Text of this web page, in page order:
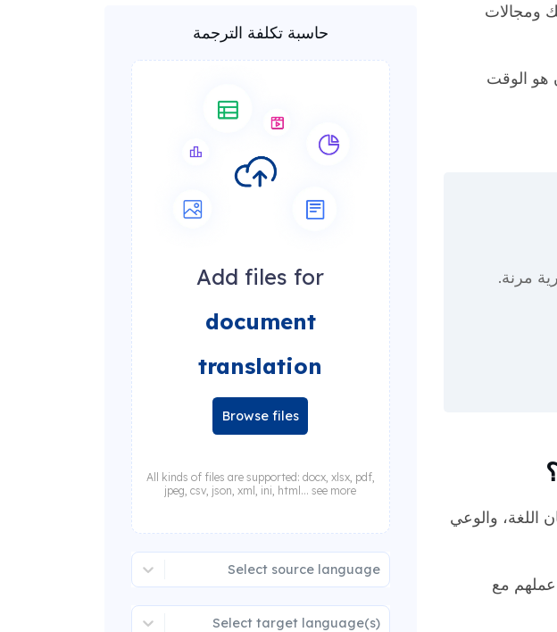
ومجالات
هو الوقت
اللغة، والوعي
عملهم مع
حاسبة تكلفة الترجمة
Add files for
document
translation
Browse files
All kinds of files are supported: docx, xlsx, pdf,
jpeg, csv, json, xml, ini, html... see more
Select source language
Select target language(s)